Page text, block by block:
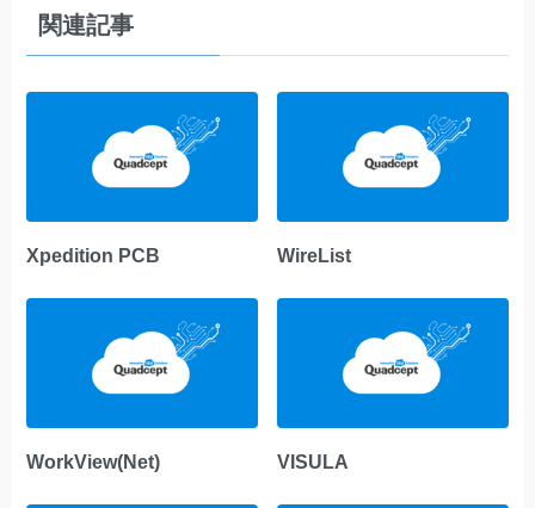
関連記事
Xpedition PCB WireList
WorkView(Net) VISULA